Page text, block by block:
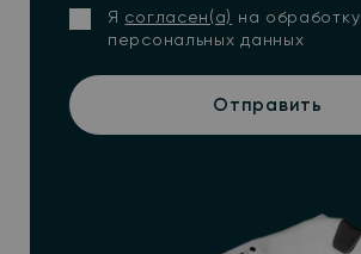
Я согласен(а) на обработку
персональных данных
Отправить